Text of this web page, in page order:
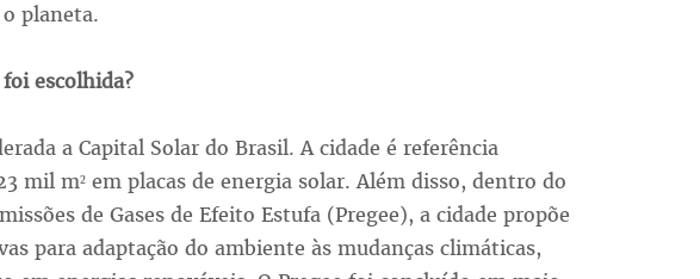
planeta.
escolhida?
a Capital Solar do Brasil. A cidade é referência
mil m² em placas de energia solar. Além disso, dentro do
de Gases de Efeito Estufa (Pregee), a cidade propõe
para adaptação do ambiente às mudanças climáticas,